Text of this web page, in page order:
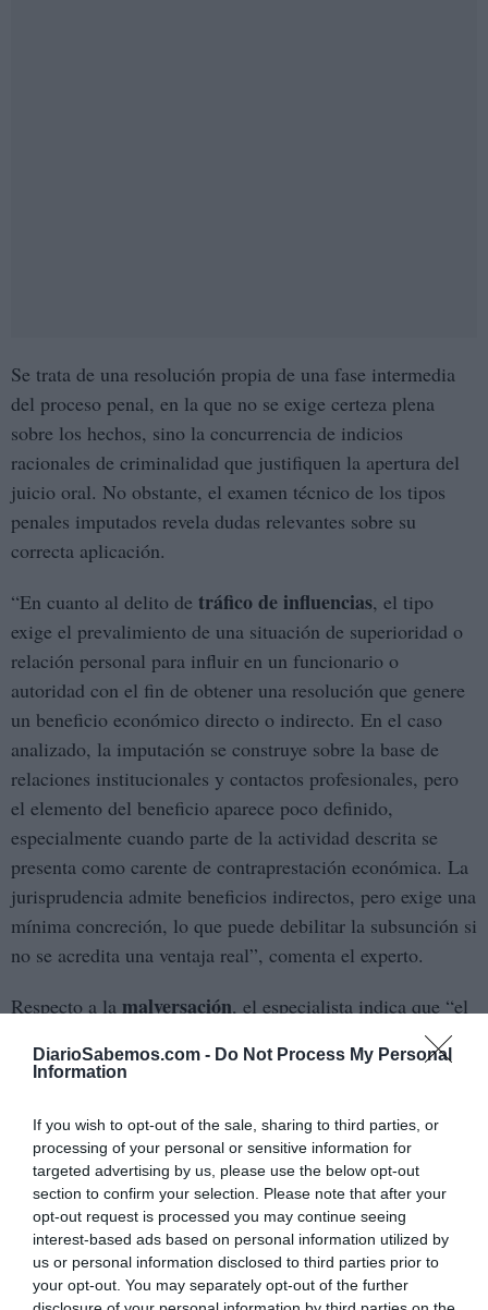
DiarioSabemos.com - Do Not Process My Personal
Information
If you wish to opt-out of the sale, sharing to third parties, or
processing of your personal or sensitive information for
targeted advertising by us, please use the below opt-out
section to confirm your selection. Please note that after your
opt-out request is processed you may continue seeing
interest-based ads based on personal information utilized by
us or personal information disclosed to third parties prior to
your opt-out. You may separately opt-out of the further
Se trata de una resolución propia de una fase intermedia
del proceso penal, en la que no se exige certeza plena
sobre los hechos, sino la concurrencia de indicios
racionales de criminalidad que justifiquen la apertura del
juicio oral. No obstante, el examen técnico de los tipos
penales imputados revela dudas relevantes sobre su
correcta aplicación.
“En cuanto al delito de tráfico de influencias, el tipo
exige el prevalimiento de una situación de superioridad o
relación personal para influir en un funcionario o
autoridad con el fin de obtener una resolución que genere
un beneficio económico directo o indirecto. En el caso
analizado, la imputación se construye sobre la base de
relaciones institucionales y contactos profesionales, pero
el elemento del beneficio aparece poco definido,
especialmente cuando parte de la actividad descrita se
presenta como carente de contraprestación económica. La
jurisprudencia admite beneficios indirectos, pero exige una
mínima concreción, lo que puede debilitar la subsunción si
no se acredita una ventaja real”, comenta el experto.
Respecto a la malversación, el especialista indica que “el
tipo requiere la existencia de un sujeto con capacidad de
disposición sobre caudales públicos y un desvío en
en la utilización de medios personales públicos para fines
privados, lo que plantea dificultades, ya que no todo uso
irregular de recursos públicos integra el delito. Es preciso
acreditar un perjuicio efectivo y una desviación relevante
de la función pública”.
Por lo que se refiere a la apropiación indebida, “el tipo